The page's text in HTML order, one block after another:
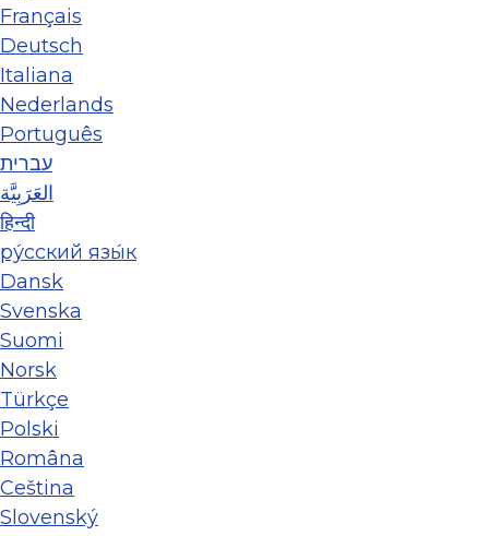
Français
Deutsch
Italiana
Nederlands
Português
עברית
العَرَبِيَّة
हिन्दी
ру́сский язы́к
Dansk
Svenska
Suomi
Norsk
Türkçe
Polski
Româna
Ceština
Slovenský